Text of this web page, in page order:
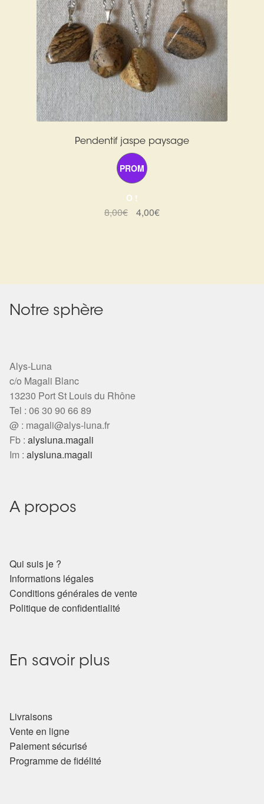
Pendentif jaspe paysage
PROM
O !
8,00€
Le
4,00€Le
Notre sphère
Alys-Luna
c/o Magali Blanc
13230 Port St Louis du Rhône
Tel : 06 30 90 66 89
@ : magali@alys-luna.fr
Fb : alysluna.magali
Im : alysluna.magali
A propos
Qui suis je ?
Informations légales
Conditions générales de vente
Politique de confidentialité
En savoir plus
Livraisons
Vente en ligne
Paiement sécurisé
Programme de fidélité